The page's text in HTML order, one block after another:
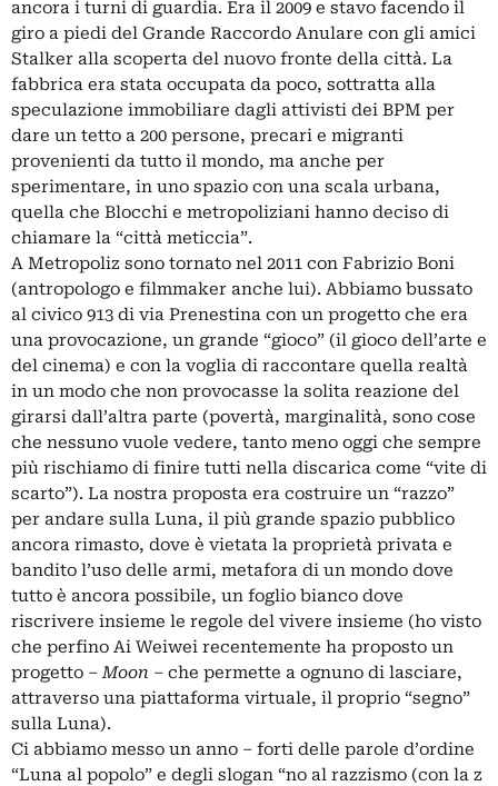
ancora i turni di guardia. Era il 2009 e stavo facendo il
giro a piedi del Grande Raccordo Anulare con gli amici
Stalker alla scoperta del nuovo fronte della città. La
fabbrica era stata occupata da poco, sottratta alla
speculazione immobiliare dagli attivisti dei BPM per
dare un tetto a 200 persone, precari e migranti
provenienti da tutto il mondo, ma anche per
sperimentare, in uno spazio con una scala urbana,
quella che Blocchi e metropoliziani hanno deciso di
chiamare la “città meticcia”.
A Metropoliz sono tornato nel 2011 con Fabrizio Boni
(antropologo e filmmaker anche lui). Abbiamo bussato
al civico 913 di via Prenestina con un progetto che era
una provocazione, un grande “gioco” (il gioco dell’arte e
del cinema) e con la voglia di raccontare quella realtà
in un modo che non provocasse la solita reazione del
girarsi dall’altra parte (povertà, marginalità, sono cose
che nessuno vuole vedere, tanto meno oggi che sempre
più rischiamo di finire tutti nella discarica come “vite di
scarto”). La nostra proposta era costruire un “razzo”
per andare sulla Luna, il più grande spazio pubblico
ancora rimasto, dove è vietata la proprietà privata e
bandito l’uso delle armi, metafora di un mondo dove
tutto è ancora possibile, un foglio bianco dove
riscrivere insieme le regole del vivere insieme (ho visto
che perfino Ai Weiwei recentemente ha proposto un
progetto –Moon – che permette a ognuno di lasciare,
attraverso una piattaforma virtuale, il proprio “segno”
sulla Luna).
Ci abbiamo messo un anno – forti delle parole d’ordine
“Luna al popolo” e degli slogan “no al razzismo (con la z